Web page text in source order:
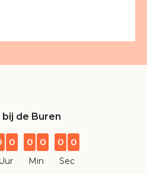
bij de Buren
0
Uur
0 0
Min
0 0
Sec